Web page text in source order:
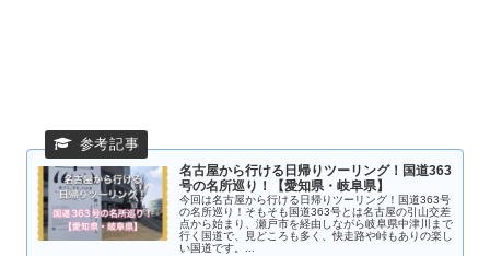
名古屋から行ける日帰りツーリング！国道363
号の名所巡り！【愛知県・岐阜県】
今回は名古屋から行ける日帰りツーリング！国道363号
の名所巡り！そもそも国道363号とは名古屋の引山交差
点から始まり、瀬戸市を経由しながら岐阜県中津川まで
行く国道で、見どころも多く、快走路や峠もありの楽し
い国道です。...